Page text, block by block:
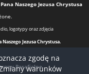
Naszego Jezusa Chrystusa
logotypy oraz zdjęcia
Jezusa Chrystusa.
Parafialne
zgodę na
warunków